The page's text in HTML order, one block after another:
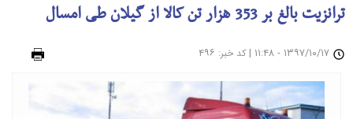
ترانزیت بالغ بر 353 هزار تن کالا از گیلان طی امسال
| کد خبر: ۴۹۶